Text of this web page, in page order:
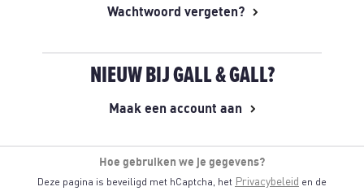
Wachtwoord vergeten?
NIEUW BIJ GALL & GALL?
Maak een account aan
Hoe gebruiken we je gegevens?
Deze pagina is beveiligd met hCaptcha, het Privacybeleid en de